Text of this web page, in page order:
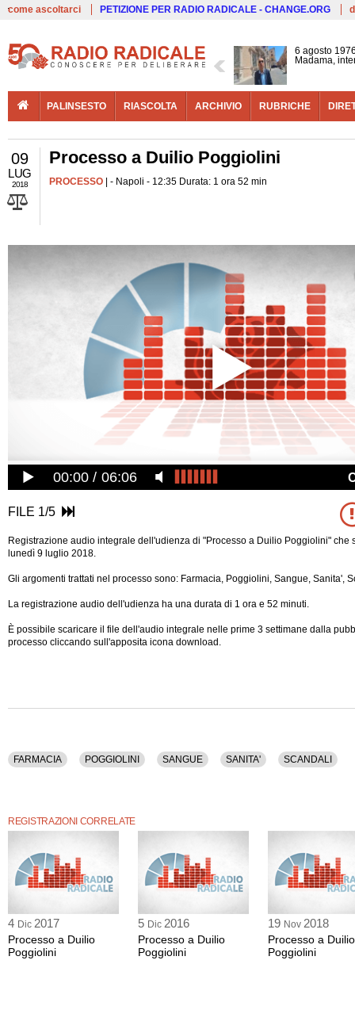
come ascoltarci PETIZIONE PER RADIO RADICALE - CHANGE.ORG
6 agosto
Madama,
PALINSESTO RIASCOLTA ARCHIVIO RUBRICHE
09
LUG
2018
Processo a Duilio Poggiolini
PROCESSO | - Napoli - 12:35 Durata: 1 ora 52 min
00:00 06:06
FILE 1/5
Registrazione audio integrale dell'udienza di "Processo a Duilio Poggiolini" che
lunedì 9 luglio 2018.
Gli argomenti trattati nel processo sono: Farmacia, Poggiolini, Sangue, Sanita',
La registrazione audio dell'udienza ha una durata di 1 ora e 52 minuti.
È possibile scaricare il file dell'audio integrale nelle prime 3 settimane dalla
processo cliccando sull'apposita icona download.
FARMACIA POGGIOLINI SANGUE SANITA' SCANDALI
REGISTRAZIONI CORRELATE
4 Dic 2017
Processo a Duilio
Poggiolini
5 Dic 2016
Processo a Duilio
Poggiolini
19 Nov 2018
Processo a Duilio
Poggiolini